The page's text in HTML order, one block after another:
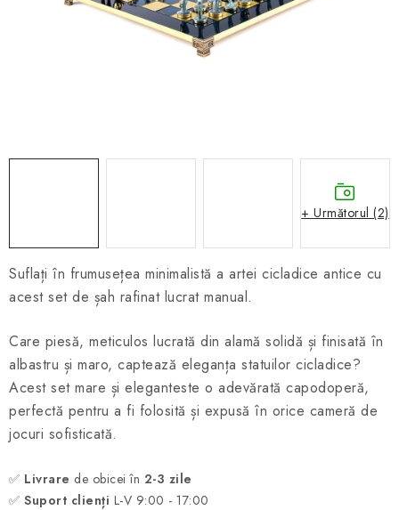
Suflați în frumusețea minimalistă a artei cicladice antice cu
acest set de șah rafinat lucrat manual.
Care piesă, meticulos lucrată din alamă solidă și finisată în
albastru și maro, captează eleganța statuilor cicladice?
Acest set mare și eleganteste o adevărată capodoperă,
perfectă pentru a fi folosită și expusă în orice cameră de
jocuri sofisticată.
✅ Livrare de obicei în 2-3 zile
✅ Suport clienți L-V 9:00 - 17:00
+ Următorul (2)